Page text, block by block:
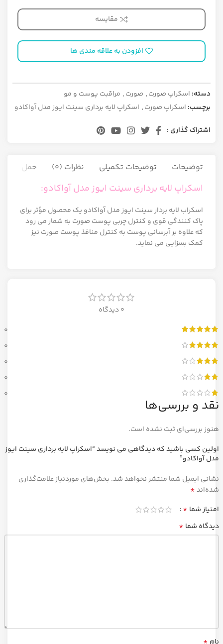
مقایسه
افزودن به علاقه مندی ها
دسته: اسکراپ صورت, صورت, مراقبت پوست و مو
برچسب: اسکراپ صورت, اسکراپ لایه برداری سینت ایوز مدل آواکادو
اشتراک گذاری :
توضیحات توضیحات تکمیلی نظرات (0) حمل و نقل
اسکراپ لایه برداری سینت ایوز مدل آواکادو:
اسکراب لایه بردار سینت ایوز مدل آواکادو یک محصول مؤثر برای
پاک کنندگی قوی و کنترل چربی پوست صورت به شمار می رود
که علاوه بر آبرسانی پوست به کنترل منافذ پوست صورت نیز
کمک بسزایی می نماید.
0 دیدگاه
0
0
0
0
0
نقد و بررسی‌ها
هنوز بررسی‌ای ثبت نشده است.
اولین کسی باشید که دیدگاهی می نویسد “اسکراپ لایه برداری سینت ایوز
مدل آواکادو”
نشانی ایمیل شما منتشر نخواهد شد. بخش‌های موردنیاز علامت‌گذاری
شده‌اند*
امتیاز شما *
دیدگاه شما *